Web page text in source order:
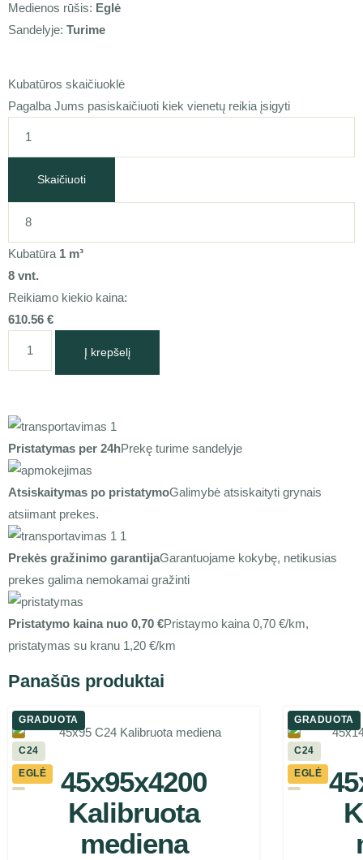
Medienos rūšis: Eglė
Sandelyje: Turime
Kubatūros skaičiuoklė
Pagalba Jums pasiskaičiuoti kiek vienetų reikia įsigyti
Skaičiuoti
Kubatūra 1 m³
8 vnt.
Reikiamo kiekio kaina:
610.56 €
Į krepšelį
Pristatymas per 24hPrekę turime sandelyje
Atsiskaitymas po pristatymoGalimybė atsiskaityti grynais
atsiimant prekes.
Prekės gražinimo garantijaGarantuojame kokybę, netikusias
prekes galima nemokamai gražinti
Pristatymo kaina nuo 0,70 €Pristaymo kaina 0,70 €/km,
pristatymas su kranu 1,20 €/km
Panašūs produktai
GRADUOTA
C24
EGLĖ
45x95x4200
Kalibruota
mediena
GRADUOTA
C24
EGLĖ